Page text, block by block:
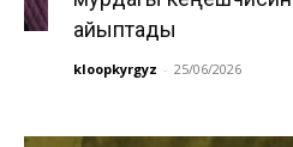
айыптады
kloopkyrgyz - 25/06/2026